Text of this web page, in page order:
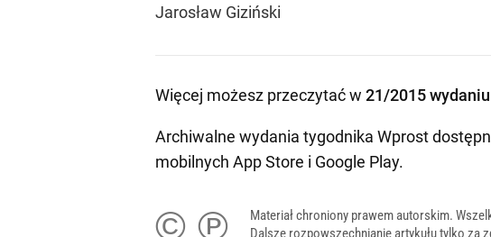
Jarosław Giziński
Więcej możesz przeczytać w 21/2015 wydaniu
Archiwalne wydania tygodnika Wprost
mobilnych App Store i Google Play.
© ℗
Materiał chroniony prawem autorskim.
Dalsze rozpowszechnianie artykułu tylko za